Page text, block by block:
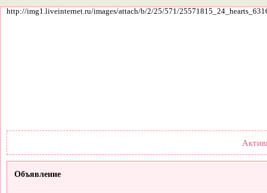
http://img1.liveinternet.ru/images/attach/b/2/25/571/
Объявление